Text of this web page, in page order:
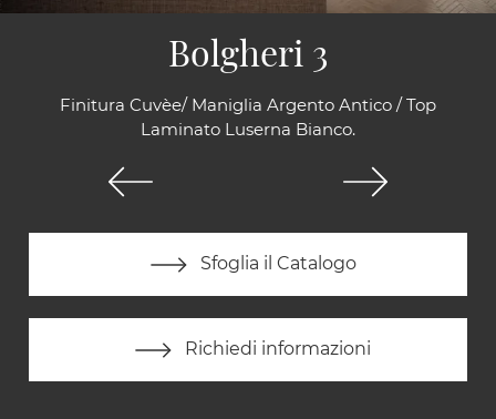
Finitura Cuvèe/ Maniglia Argento Antico / Top
Laminato Luserna Bianco.
Sfoglia il Catalogo
Richiedi informazioni
Bolgheri 3